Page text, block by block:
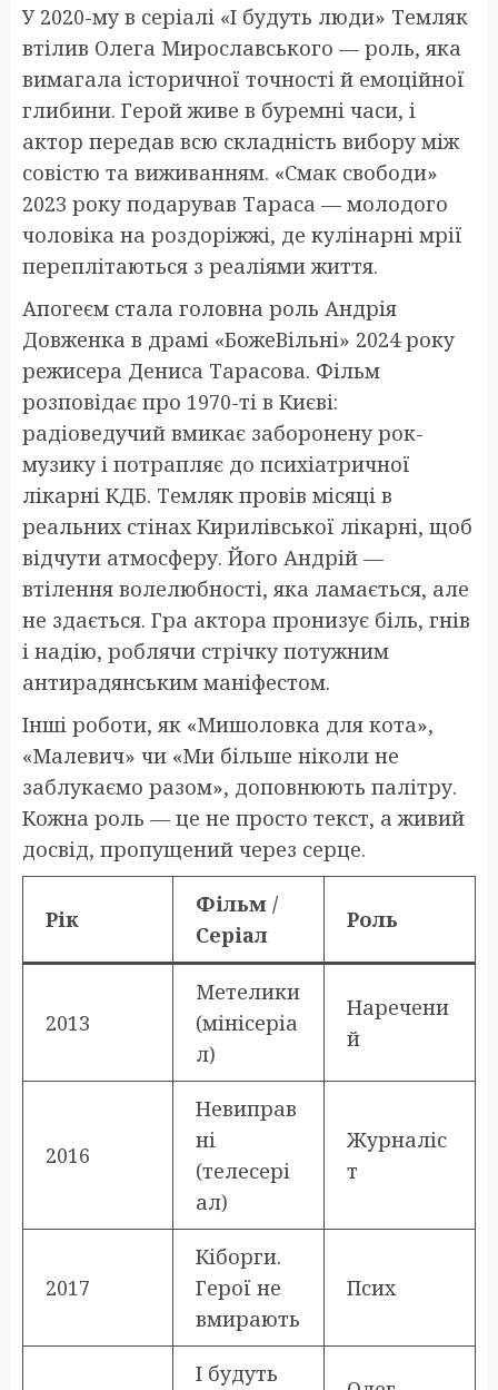
У 2020-му в серіалі «І будуть люди» Темляк
втілив Олега Мирославського — роль, яка
вимагала історичної точності й емоційної
глибини. Герой живе в буремні часи, і
актор передав всю складність вибору між
совістю та виживанням. «Смак свободи»
2023 року подарував Тараса — молодого
чоловіка на роздоріжжі, де кулінарні мрії
переплітаються з реаліями життя.
Апогеєм стала головна роль Андрія
Довженка в драмі «БожеВільні» 2024 року
режисера Дениса Тарасова. Фільм
розповідає про 1970-ті в Києві:
радіоведучий вмикає заборонену рок-
музику і потрапляє до психіатричної
лікарні КДБ. Темляк провів місяці в
реальних стінах Кирилівської лікарні, щоб
відчути атмосферу. Його Андрій —
втілення волелюбності, яка ламається, але
не здається. Гра актора пронизує біль, гнів
і надію, роблячи стрічку потужним
антирадянським маніфестом.
Інші роботи, як «Мишоловка для кота»,
«Малевич» чи «Ми більше ніколи не
заблукаємо разом», доповнюють палітру.
Кожна роль — це не просто текст, а живий
досвід, пропущений через серце.
Рік
Фільм /
Серіал
Роль
2013
Метелики
(мінісеріа
л)
Наречени
й
2016
Невиправ
ні
(телесері
ал)
Журналіс
т
2017
Кіборги.
Герої не
вмирають
Псих
І будуть